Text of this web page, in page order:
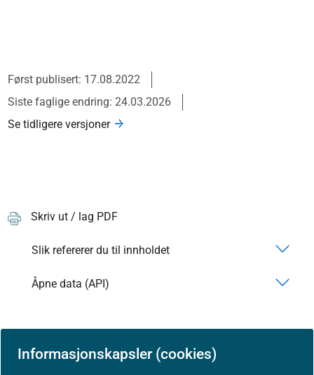
Informasjonskapsler (cookies)
Først publisert: 17.08.2022
Siste faglige endring: 24.03.2026
Se tidligere versjoner
Skriv ut / lag PDF
Slik refererer du til innholdet
Åpne data (API)